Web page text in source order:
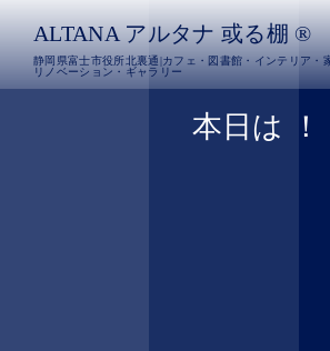
ALTANA アルタナ 或る棚 ®︎
静岡県富士市役所北裏通|カフェ・図書館・インテリア・
リノベーション・ギャラリー
本日は